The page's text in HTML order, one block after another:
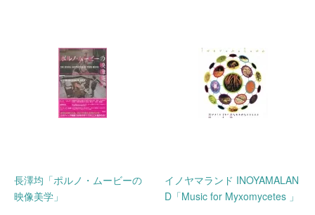
長澤均「ポルノ・ムービーの
映像美学」
イノヤマランド INOYAMALAN
D「Music for Myxomycetes 」